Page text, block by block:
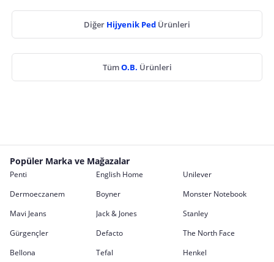
Diğer Hijyenik Ped Ürünleri
TümO.B. Ürünleri
Popüler Marka ve Mağazalar
Penti English Home
Unilever
Dermoeczanem
Boyner
Monster Notebook
Mavi Jeans
Jack & Jones
Stanley
Gürgençler
Defacto
The North Face
Bellona
Tefal
Henkel